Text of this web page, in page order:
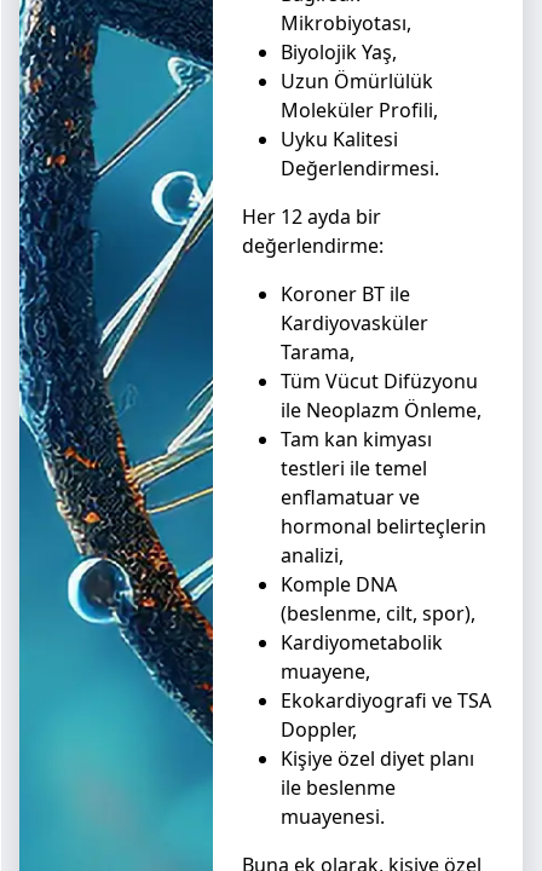
Mikrobiyotası,
Biyolojik Yaş,
Uzun Ömürlülük
Moleküler Profili,
Uyku Kalitesi
Değerlendirmesi.
Her 12 ayda bir
değerlendirme:
Koroner BT ile
Kardiyovasküler
Tarama,
Tüm Vücut Difüzyonu
ile Neoplazm Önleme,
Tam kan kimyası
testleri ile temel
enflamatuar ve
hormonal belirteçlerin
analizi,
Komple DNA
(beslenme, cilt, spor),
Kardiyometabolik
muayene,
Ekokardiyografi ve TSA
Doppler,
Kişiye özel diyet planı
ile beslenme
muayenesi.
Buna ek olarak, kişiye özel